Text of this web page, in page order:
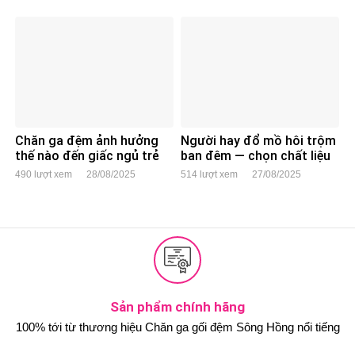
Chăn ga đệm ảnh hưởng
thế nào đến giấc ngủ trẻ
em?
490 lượt xem 28/08/2025
Người hay đổ mồ hôi trộm
ban đêm — chọn chất liệu
ga gối nào?
514 lượt xem 27/08/2025
Sản phẩm chính hãng
100% tới từ thương hiệu Chăn ga gối đệm Sông Hồng nổi tiếng